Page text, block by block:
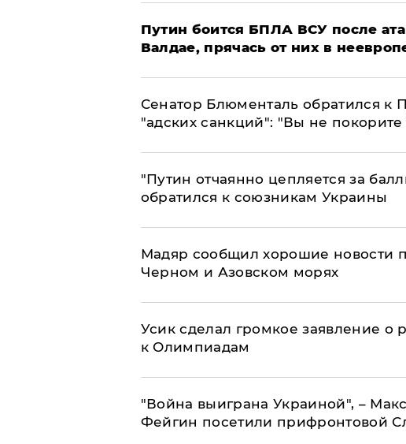
Путин боится БПЛА ВСУ после
Валдае, прячась от них в
Сенатор Блюменталь обратился к
"адских санкций": "Вы не покорите
"Путин отчаянно цепляется за
обратился к союзникам Украины
Мадяр сообщил хорошие новости
Черном и Азовском морях
Усик сделал громкое заявление о
к Олимпиадам
"Война выиграна Украиной", –
Фейгин посетили прифронтовой